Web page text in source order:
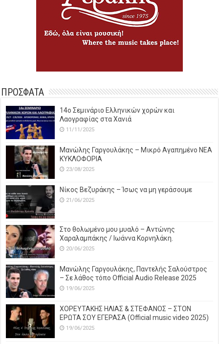
ΠΡΟΣΦΑΤΑ
14o Σεμινάριο Ελληνικών χορών και
Λαογραφίας στα Χανιά
11/11/2025
Μανώλης Γαργουλάκης – Μικρό Αγαπημένο NEΑ
ΚΥΚΛΟΦΟΡΙΑ
23/08/2025
Νίκος Βεζυράκης – Ίσως να μη γεράσουμε
21/06/2025
Στο θολωμένο μου μυαλό – Αντώνης
Χαραλαμπάκης / Ιωάννα Κορνηλάκη.
20/06/2025
Μανώλης Γαργουλάκης, Παντελής Σαλούστρος
– Σε λάθος τόπο Official Audio Release 2025
19/06/2025
ΧΟΡΕΥΤΑΚΗΣ ΗΛΙΑΣ & ΣΤΕΦΑΝΟΣ – ΣΤΟΝ
ΕΡΩΤΑ ΣΟΥ ΕΓΕΡΑΣΑ (Official music video 2025)
19/06/2025